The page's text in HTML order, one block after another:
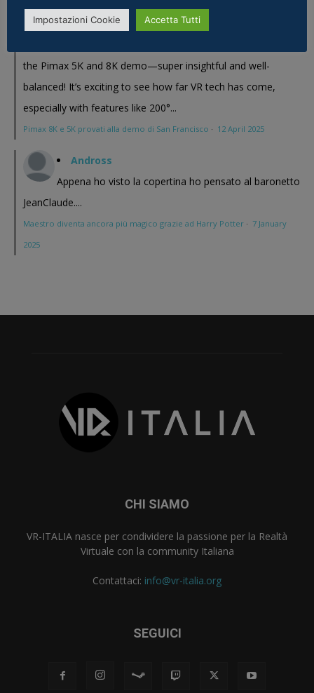
Eric Marcus
the Pimax 5K and 8K demo—super insightful and well-
balanced! It’s exciting to see how far VR tech has come,
especially with features like 200°...
Pimax 8K e 5K provati alla demo di San Francisco · 12 April 2025
Andross
Appena ho visto la copertina ho pensato al baronetto
JeanClaude....
Maestro diventa ancora più magico grazie ad Harry Potter · 7 January
2025
CHI SIAMO
VR-ITALIA nasce per condividere la passione per la Realtà
Virtuale con la community Italiana
Contattaci: info@vr-italia.org
SEGUICI
Impostazioni Cookie Accetta Tutti